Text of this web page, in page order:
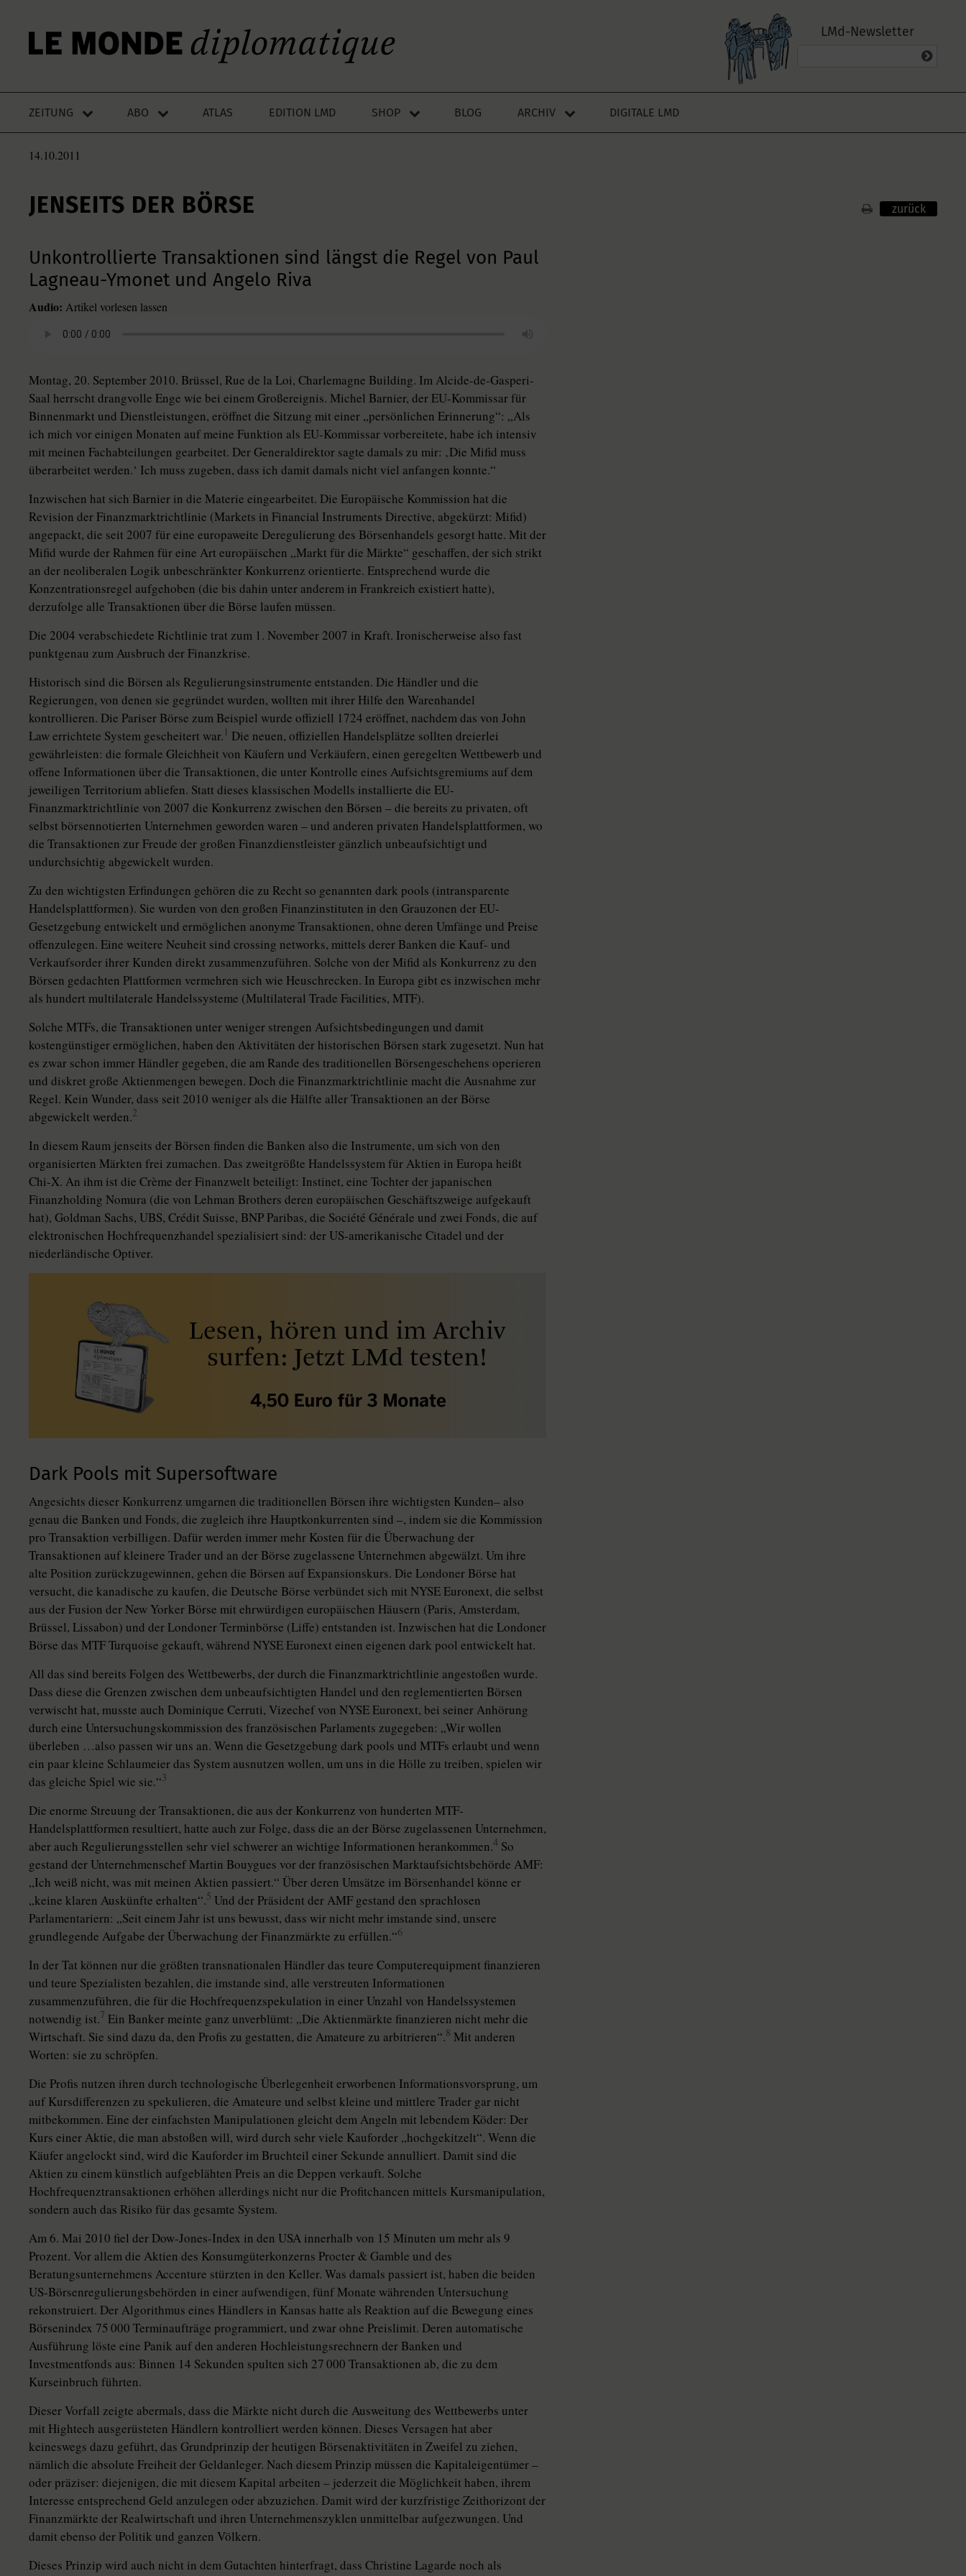
LMd-Newsletter
ZEITUNG ABO ATLAS EDITION LMD SHOP BLOG ARCHIV DIGITALE LMD
14.10.2011
JENSEITS DER BÖRSE zurück
Unkontrollierte Transaktionen sind längst die Regel von Paul
Lagneau-Ymonet und Angelo Riva
Audio: Artikel vorlesen lassen
Montag, 20. September 2010. Brüssel, Rue de la Loi, Charlemagne Building. Im Alcide-de-Gasperi-
Saal herrscht drangvolle Enge wie bei einem Großereignis. Michel Barnier, der EU-Kommissar für
Binnenmarkt und Dienstleistungen, eröffnet die Sitzung mit einer „persönlichen Erinnerung“: „Als
ich mich vor einigen Monaten auf meine Funktion als EU-Kommissar vorbereitete, habe ich intensiv
mit meinen Fachabteilungen gearbeitet. Der Generaldirektor sagte damals zu mir: ‚Die Mifid muss
überarbeitet werden.‘ Ich muss zugeben, dass ich damit damals nicht viel anfangen konnte.“
Inzwischen hat sich Barnier in die Materie eingearbeitet. Die Europäische Kommission hat die
Revision der Finanzmarktrichtlinie (Markets in Financial Instruments Directive, abgekürzt: Mifid)
angepackt, die seit 2007 für eine europaweite Deregulierung des Börsenhandels gesorgt hatte. Mit der
Mifid wurde der Rahmen für eine Art europäischen „Markt für die Märkte“ geschaffen, der sich strikt
an der neoliberalen Logik unbeschränkter Konkurrenz orientierte. Entsprechend wurde die
Konzentrationsregel aufgehoben (die bis dahin unter anderem in Frankreich existiert hatte),
derzufolge alle Transaktionen über die Börse laufen müssen.
Die 2004 verabschiedete Richtlinie trat zum 1. November 2007 in Kraft. Ironischerweise also fast
punktgenau zum Ausbruch der Finanzkrise.
Historisch sind die Börsen als Regulierungsinstrumente entstanden. Die Händler und die
Regierungen, von denen sie gegründet wurden, wollten mit ihrer Hilfe den Warenhandel
kontrollieren. Die Pariser Börse zum Beispiel wurde offiziell 1724 eröffnet, nachdem das von John
Law errichtete System gescheitert war. 1 Die neuen, offiziellen Handelsplätze sollten dreierlei
gewährleisten: die formale Gleichheit von Käufern und Verkäufern, einen geregelten Wettbewerb und
offene Informationen über die Transaktionen, die unter Kontrolle eines Aufsichtsgremiums auf dem
jeweiligen Territorium abliefen. Statt dieses klassischen Modells installierte die EU-
Finanzmarktrichtlinie von 2007 die Konkurrenz zwischen den Börsen – die bereits zu privaten, oft
selbst börsennotierten Unternehmen geworden waren – und anderen privaten Handelsplattformen, wo
die Transaktionen zur Freude der großen Finanzdienstleister gänzlich unbeaufsichtigt und
undurchsichtig abgewickelt wurden.
Zu den wichtigsten Erfindungen gehören die zu Recht so genannten dark pools (intransparente
Handelsplattformen). Sie wurden von den großen Finanzinstituten in den Grauzonen der EU-
Gesetzgebung entwickelt und ermöglichen anonyme Transaktionen, ohne deren Umfänge und Preise
offenzulegen. Eine weitere Neuheit sind crossing networks, mittels derer Banken die Kauf- und
Verkaufsorder ihrer Kunden direkt zusammenzuführen. Solche von der Mifid als Konkurrenz zu den
Börsen gedachten Plattformen vermehren sich wie Heuschrecken. In Europa gibt es inzwischen mehr
als hundert multilaterale Handelssysteme (Multilateral Trade Facilities, MTF).
Solche MTFs, die Transaktionen unter weniger strengen Aufsichtsbedingungen und damit
kostengünstiger ermöglichen, haben den Aktivitäten der historischen Börsen stark zugesetzt. Nun hat
es zwar schon immer Händler gegeben, die am Rande des traditionellen Börsengeschehens operieren
und diskret große Aktienmengen bewegen. Doch die Finanzmarktrichtlinie macht die Ausnahme zur
Regel. Kein Wunder, dass seit 2010 weniger als die Hälfte aller Transaktionen an der Börse
abgewickelt werden.2
In diesem Raum jenseits der Börsen finden die Banken also die Instrumente, um sich von den
organisierten Märkten frei zumachen. Das zweitgrößte Handelssystem für Aktien in Europa heißt
Chi-X. An ihm ist die Crème der Finanzwelt beteiligt: Instinet, eine Tochter der japanischen
Finanzholding Nomura (die von Lehman Brothers deren europäischen Geschäftszweige aufgekauft
hat), Goldman Sachs, UBS, Crédit Suisse, BNP Paribas, die Société Générale und zwei Fonds, die auf
elektronischen Hochfrequenzhandel spezialisiert sind: der US-amerikanische Citadel und der
niederländische Optiver.
Dark Pools mit Supersoftware
Angesichts dieser Konkurrenz umgarnen die traditionellen Börsen ihre wichtigsten Kunden– also
genau die Banken und Fonds, die zugleich ihre Hauptkonkurrenten sind –, indem sie die Kommission
pro Transaktion verbilligen. Dafür werden immer mehr Kosten für die Überwachung der
Transaktionen auf kleinere Trader und an der Börse zugelassene Unternehmen abgewälzt. Um ihre
alte Position zurückzugewinnen, gehen die Börsen auf Expansionskurs. Die Londoner Börse hat
versucht, die kanadische zu kaufen, die Deutsche Börse verbündet sich mit NYSE Euronext, die selbst
aus der Fusion der New Yorker Börse mit ehrwürdigen europäischen Häusern (Paris, Amsterdam,
Brüssel, Lissabon) und der Londoner Terminbörse (Liffe) entstanden ist. Inzwischen hat die Londoner
Börse das MTF Turquoise gekauft, während NYSE Euronext einen eigenen dark pool entwickelt hat.
All das sind bereits Folgen des Wettbewerbs, der durch die Finanzmarktrichtlinie angestoßen wurde.
Dass diese die Grenzen zwischen dem unbeaufsichtigten Handel und den reglementierten Börsen
verwischt hat, musste auch Dominique Cerruti, Vizechef von NYSE Euronext, bei seiner Anhörung
durch eine Untersuchungskommission des französischen Parlaments zugegeben: „Wir wollen
überleben …also passen wir uns an. Wenn die Gesetzgebung dark pools und MTFs erlaubt und wenn
ein paar kleine Schlaumeier das System ausnutzen wollen, um uns in die Hölle zu treiben, spielen wir
das gleiche Spiel wie sie.“3
Die enorme Streuung der Transaktionen, die aus der Konkurrenz von hunderten MTF-
Handelsplattformen resultiert, hatte auch zur Folge, dass die an der Börse zugelassenen Unternehmen,
aber auch Regulierungsstellen sehr viel schwerer an wichtige Informationen herankommen.4 So
gestand der Unternehmenschef Martin Bouygues vor der französischen Marktaufsichtsbehörde AMF:
„Ich weiß nicht, was mit meinen Aktien passiert.“ Über deren Umsätze im Börsenhandel könne er
„keine klaren Auskünfte erhalten“.5 Und der Präsident der AMF gestand den sprachlosen
Parlamentariern: „Seit einem Jahr ist uns bewusst, dass wir nicht mehr imstande sind, unsere
grundlegende Aufgabe der Überwachung der Finanzmärkte zu erfüllen.“6
In der Tat können nur die größten transnationalen Händler das teure Computerequipment finanzieren
und teure Spezialisten bezahlen, die imstande sind, alle verstreuten Informationen
zusammenzuführen, die für die Hochfrequenzspekulation in einer Unzahl von Handelssystemen
notwendig ist.7 Ein Banker meinte ganz unverblümt: „Die Aktienmärkte finanzieren nicht mehr die
Wirtschaft. Sie sind dazu da, den Profis zu gestatten, die Amateure zu arbitrieren“.8 Mit anderen
Worten: sie zu schröpfen.
Die Profis nutzen ihren durch technologische Überlegenheit erworbenen Informationsvorsprung, um
auf Kursdifferenzen zu spekulieren, die Amateure und selbst kleine und mittlere Trader gar nicht
mitbekommen. Eine der einfachsten Manipulationen gleicht dem Angeln mit lebendem Köder: Der
Kurs einer Aktie, die man abstoßen will, wird durch sehr viele Kauforder „hochgekitzelt“. Wenn die
Käufer angelockt sind, wird die Kauforder im Bruchteil einer Sekunde annulliert. Damit sind die
Aktien zu einem künstlich aufgeblähten Preis an die Deppen verkauft. Solche
Hochfrequenztransaktionen erhöhen allerdings nicht nur die Profitchancen mittels Kursmanipulation,
sondern auch das Risiko für das gesamte System.
Am 6. Mai 2010 fiel der Dow-Jones-Index in den USA innerhalb von 15 Minuten um mehr als 9
Prozent. Vor allem die Aktien des Konsumgüterkonzerns Procter & Gamble und des
Beratungsunternehmens Accenture stürzten in den Keller. Was damals passiert ist, haben die beiden
US-Börsenregulierungsbehörden in einer aufwendigen, fünf Monate währenden Untersuchung
rekonstruiert. Der Algorithmus eines Händlers in Kansas hatte als Reaktion auf die Bewegung eines
Börsenindex 75 000 Terminaufträge programmiert, und zwar ohne Preislimit. Deren automatische
Ausführung löste eine Panik auf den anderen Hochleistungsrechnern der Banken und
Investmentfonds aus: Binnen 14 Sekunden spulten sich 27 000 Transaktionen ab, die zu dem
Kurseinbruch führten.
Dieser Vorfall zeigte abermals, dass die Märkte nicht durch die Ausweitung des Wettbewerbs unter
mit Hightech ausgerüsteten Händlern kontrolliert werden können. Dieses Versagen hat aber
keineswegs dazu geführt, das Grundprinzip der heutigen Börsenaktivitäten in Zweifel zu ziehen,
nämlich die absolute Freiheit der Geldanleger. Nach diesem Prinzip müssen die Kapitaleigentümer –
oder präziser: diejenigen, die mit diesem Kapital arbeiten – jederzeit die Möglichkeit haben, ihrem
Interesse entsprechend Geld anzulegen oder abzuziehen. Damit wird der kurzfristige Zeithorizont der
Finanzmärkte der Realwirtschaft und ihren Unternehmenszyklen unmittelbar aufgezwungen. Und
damit ebenso der Politik und ganzen Völkern.
Dieses Prinzip wird auch nicht in dem Gutachten hinterfragt, dass Christine Lagarde noch als